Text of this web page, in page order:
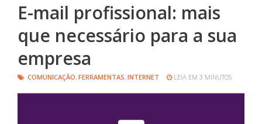
E-mail profissional: mais
que necessário para a sua
empresa
COMUNICAÇÃO, FERRAMENTAS, INTERNET LEIA EM 3 MINUTOS